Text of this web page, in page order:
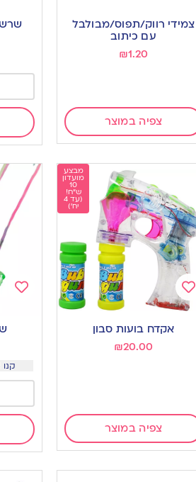
toצמידי רווק/תפוס/מבולבל
עם כיתוב
₪1.20
צפיה במוצר
מבצע
מועדון
10
ש"ח!
(עד 4
יח')
Add
wishlist
אקדח בועות סבון
₪20.00
צפיה במוצר
קנו 24 יח ב 1.25 שח ליח